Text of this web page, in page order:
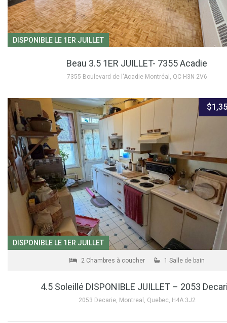
DISPONIBLE LE 1ER JUILLET
Beau 3.5 1ER JUILLET- 7355 Acadie
7355 Boulevard de l'Acadie Montréal, QC H3N 2V6
DISPONIBLE LE 1ER JUILLET
2 Chambres à coucher 1 Salle de bain
4.5 Soleillé DISPONIBLE JUILLET – 2053
2053 Decarie, Montreal, Quebec, H4A 3J2